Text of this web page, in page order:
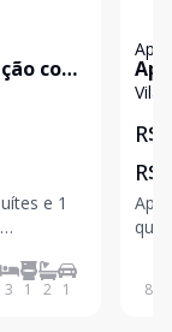
com
e 1
3 1 2 1
Vila
R$
R$
que
84